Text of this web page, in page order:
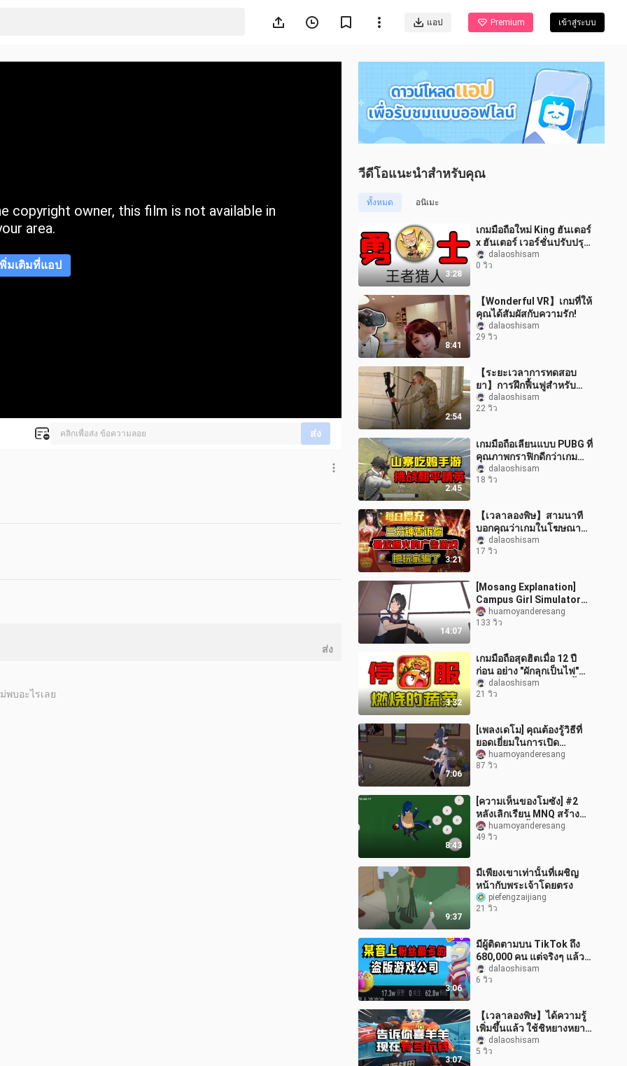
แอป Premium เข้าสู่ระบบ
copyright owner, this film is not available in
area.
มเติมที่แอป
ส่ง
วีดีโอแนะนำสำหรับคุณ
ทั้งหมด อนิเมะ
3:28
เกมมือถือใหม่ King ฮันเตอร์
x ฮันเตอร์ เวอร์ชั่นปรับปรุง
ใหม่ของ Honor of Kings?
กล้าดียังไง!
dalaoshisam
0 วิว
8:41
【Wonderful VR】เกมที่ให้
คุณได้สัมผัสกับความรัก!
dalaoshisam
29 วิว
2:54
【ระยะเวลาการทดสอบ
ยา】การฝึกฟื้นฟูสำหรับ
ทหารอเมริกัน
dalaoshisam
22 วิว
2:45
เกมมือถือเลียนแบบ PUBG ที่
คุณภาพกราฟิกดีกว่าเกม
Peace Elite!
dalaoshisam
18 วิว
3:21
【เวลาลองพิษ】สามนาที
บอกคุณว่าเกมในโฆษณา
เล่นแล้วโดนหลอกแน่!
dalaoshisam
17 วิว
14:07
[Mosang Explanation]
Campus Girl Simulator
Trial #1
huamoyanderesang
133 วิว
3:32
เกมมือถือสุดฮิตเมื่อ 12 ปี
ก่อน อย่าง "ผักลุกเป็นไฟ"
ก่อนที่จะหยุดให้บริการนั้น
มีหน้าตาเป็นอย่างไร?
dalaoshisam
21 วิว
7:06
[เพลงเดโม] คุณต้องรู้วิธีที่
ยอดเยี่ยมในการเปิด
โปรแกรมจำลองสาว
นักเรียน #2
huamoyanderesang
87 วิว
8:43
[ความเห็นของโมซัง] #2
หลังเลิกเรียน MNQ สร้าง
กองทัพซอมบี้ของข้าเถอะ
ฮิฮิ
huamoyanderesang
49 วิว
9:37
มีเพียงเขาเท่านั้นที่เผชิญ
หน้ากับพระเจ้าโดยตรง
piefengzaijiang
21 วิว
3:06
มีผู้ติดตามบน TikTok ถึง
680,000 คน แต่จริงๆ แล้ว
เป็นบริษัทเกมละเมิด
ลิขสิทธิ์!
dalaoshisam
6 วิว
3:07
【เวลาลองพิษ】ได้ความรู้
เพิ่มขึ้นแล้ว ใช้ชิหยางหยาง
หลอกเงินง่ายจริงๆ!
dalaoshisam
5 วิว
ส่ง
พบอะไรเลย